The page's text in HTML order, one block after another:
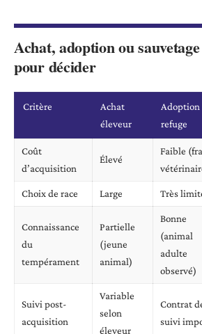
Achat, adoption ou
pour décider
Critère
Achat
éleveur
Adoption
refuge
Coût
d’acquisition
Élevé
Faible
Choix de race Large Très
Connaissance
du
tempérament
Partielle
(jeune
animal)
Bonne
(animal
adulte
observé)
Suivi post-
acquisition
Variable
selon
éleveur
Contrat
suivi